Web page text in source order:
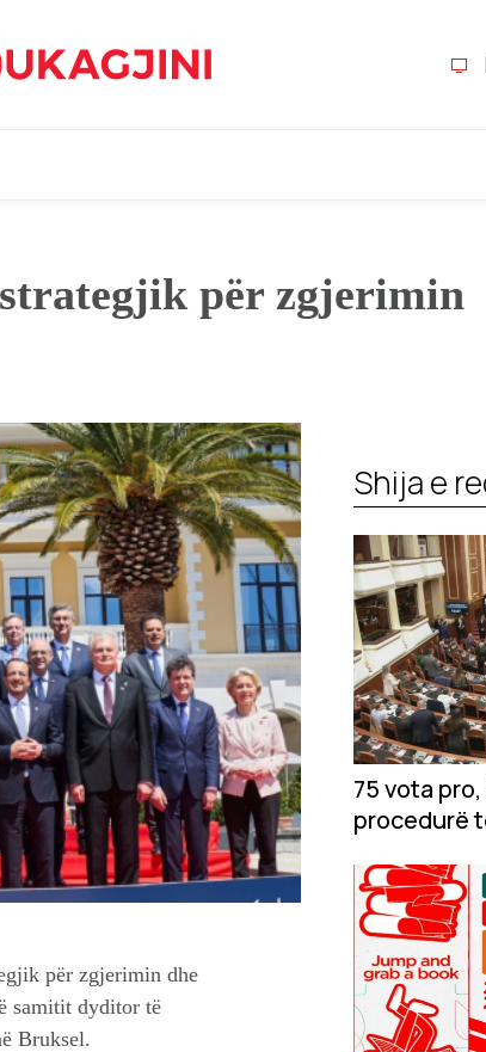
për zgjerimin
për zgjerimin dhe
samitit dyditor të
Bruksel.
Shija e
75 vota
procedurë